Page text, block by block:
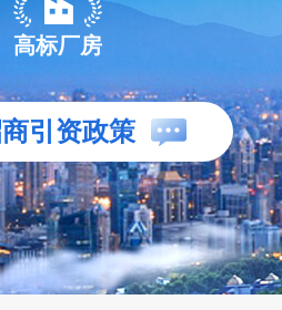
高标厂房
引资政策